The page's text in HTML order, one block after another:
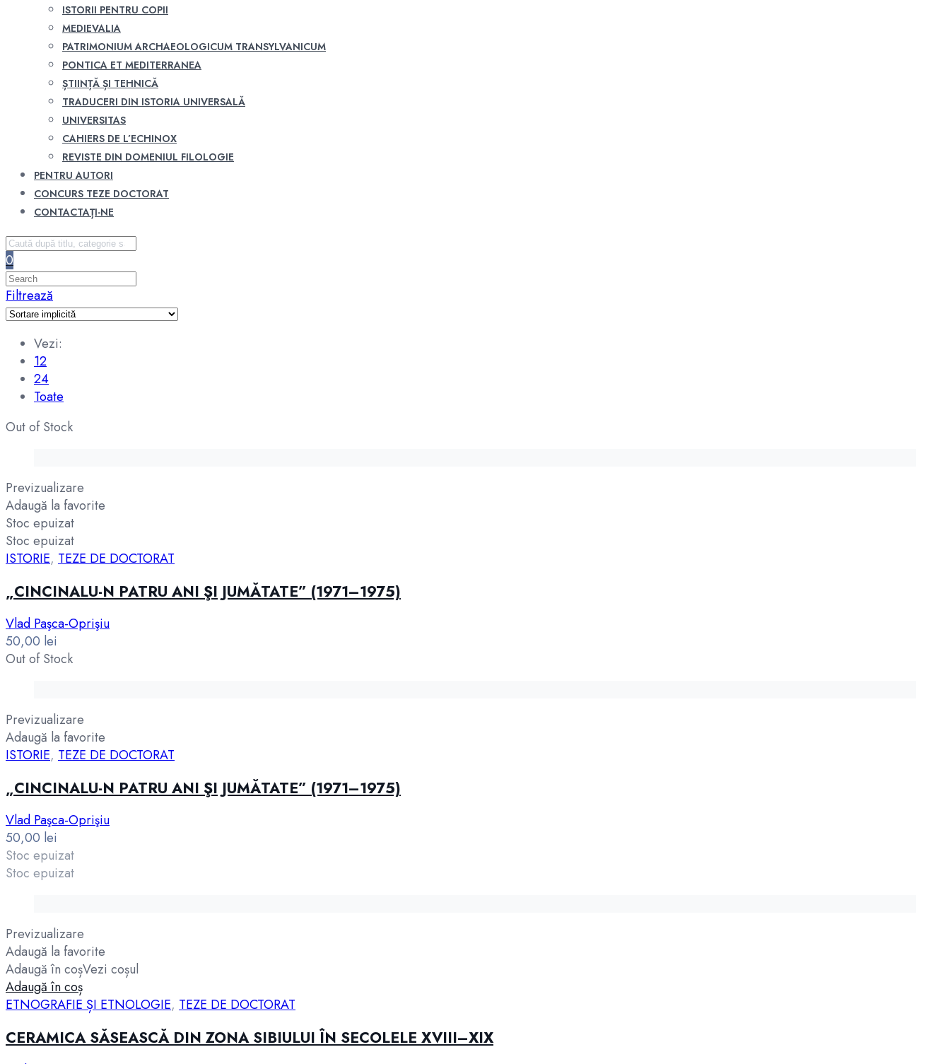
ISTORII PENTRU COPII
MEDIEVALIA
PATRIMONIUM ARCHAEOLOGICUM TRANSYLVANICUM
PONTICA ET MEDITERRANEA
ȘTIINȚĂ ȘI TEHNICĂ
TRADUCERI DIN ISTORIA UNIVERSALĂ
UNIVERSITAS
CAHIERS DE L’ECHINOX
REVISTE DIN DOMENIUL FILOLOGIE
PENTRU AUTORI
CONCURS TEZE DOCTORAT
CONTACTAȚI-NE
0
Filtrează
Vezi:
12
24
Toate
Out of Stock
Previzualizare
Adaugă la favorite
Stoc epuizat
Stoc epuizat
ISTORIE, TEZE DE DOCTORAT
„CINCINALU-N PATRU ANI ŞI JUMĂTATE” (1971–1975)
Vlad Paşca-Oprişiu
50,00 lei
Out of Stock
Previzualizare
Adaugă la favorite
ISTORIE, TEZE DE DOCTORAT
„CINCINALU-N PATRU ANI ŞI JUMĂTATE” (1971–1975)
Vlad Paşca-Oprişiu
50,00 lei
Stoc epuizat
Stoc epuizat
Previzualizare
Adaugă la favorite
Adaugă în coșVezi coșul
Adaugă în coș
ETNOGRAFIE ȘI ETNOLOGIE, TEZE DE DOCTORAT
CERAMICA SĂSEASCĂ DIN ZONA SIBIULUI ÎN SECOLELE XVIII–XIX